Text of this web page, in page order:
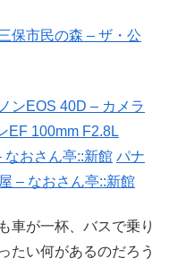
保市民の森 – ザ・公
ンEOS 40D – カメラ
EF 100mm F2.8L
なおさん亭::新館 パナ
– なおさん亭::新館
車が一杯、バスで乗り
たい何があるのだろう